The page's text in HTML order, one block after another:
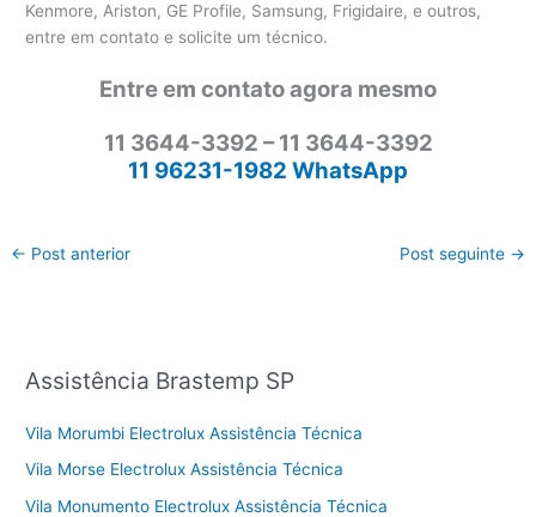
Kenmore, Ariston, GE Profile, Samsung, Frigidaire, e outros,
entre em contato e solicite um técnico.
Entre em contato agora mesmo
11 3644-3392 – 11 3644-3392
11 96231-1982 WhatsApp
← Post anterior Post seguinte →
Assistência Brastemp SP
Vila Morumbi Electrolux Assistência Técnica
Vila Morse Electrolux Assistência Técnica
Vila Monumento Electrolux Assistência Técnica